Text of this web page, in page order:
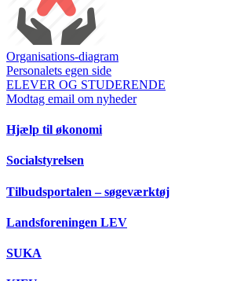
Organisations-diagram
Personalets egen side
ELEVER OG STUDERENDE
Modtag email om nyheder
Hjælp til økonomi
Socialstyrelsen
Tilbudsportalen – søgeværktøj
Landsforeningen LEV
SUKA